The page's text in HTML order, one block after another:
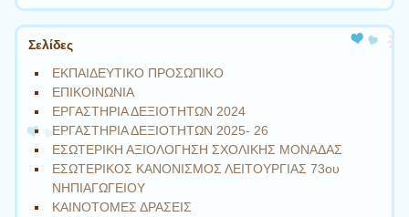
Σελίδες
ΕΚΠΑΙΔΕΥΤΙΚΟ ΠΡΟΣΩΠΙΚΟ
ΕΠΙΚΟΙΝΩΝΙΑ
ΕΡΓΑΣΤΗΡΙΑ ΔΕΞΙΟΤΗΤΩΝ 2024
ΕΡΓΑΣΤΗΡΙΑ ΔΕΞΙΟΤΗΤΩΝ 2025- 26
ΕΣΩΤΕΡΙΚΗ ΑΞΙΟΛΟΓΗΣΗ ΣΧΟΛΙΚΗΣ ΜΟΝΑΔΑΣ
ΕΣΩΤΕΡΙΚΟΣ ΚΑΝΟΝΙΣΜΟΣ ΛΕΙΤΟΥΡΓΙΑΣ 73ου
ΝΗΠΙΑΓΩΓΕΙΟΥ
ΚΑΙΝΟΤΟΜΕΣ ΔΡΑΣΕΙΣ